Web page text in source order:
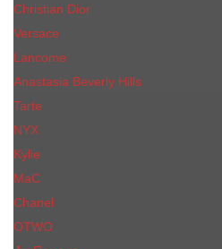
Christian Dior
Versace
Lancome
Anastasia Beverly Hills
Tarte
NYX
Kylie
MaC
Сhanеl
OTWO